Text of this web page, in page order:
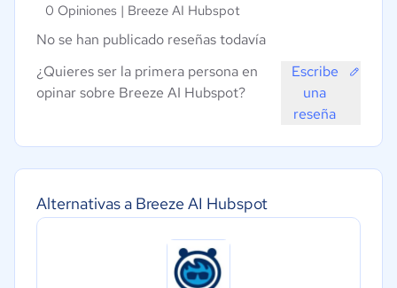
Alternativas a Breeze AI Hubspot
0 Opiniones | Breeze AI Hubspot
No se han publicado reseñas todavía
¿Quieres ser la primera persona en
opinar sobre Breeze AI Hubspot?
Escribe
una
reseña